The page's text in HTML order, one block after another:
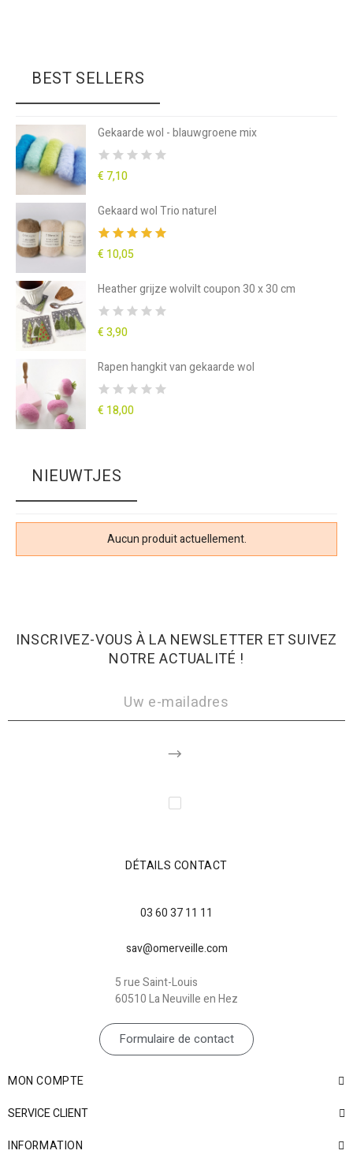
BEST SELLERS
Gekaarde wol - blauwgroene mix
€ 7,10
Gekaard wol Trio naturel
€ 10,05
Heather grijze wolvilt coupon 30 x 30 cm
€ 3,90
Rapen hangkit van gekaarde wol
€ 18,00
NIEUWTJES
Aucun produit actuellement.
INSCRIVEZ-VOUS À LA NEWSLETTER ET SUIVEZ
NOTRE ACTUALITÉ !
DÉTAILS CONTACT
03 60 37 11 11
sav@omerveille.com
5 rue Saint-Louis
60510 La Neuville en Hez
Formulaire de contact
MON COMPTE
SERVICE CLIENT
INFORMATION